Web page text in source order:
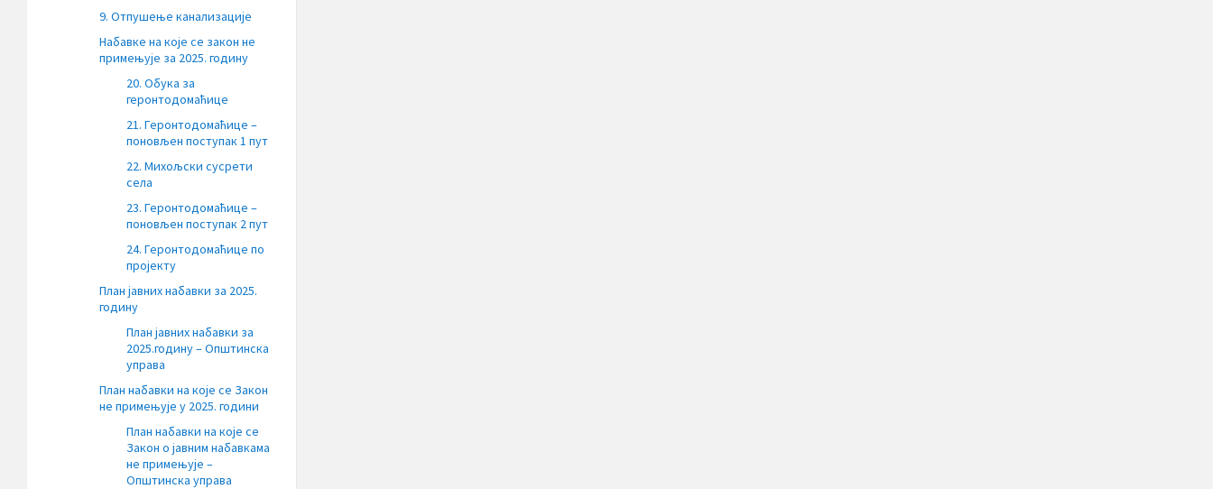
9. Отпушење канализације
Набавке на које се закон не
примењује за 2025. годину
20. Обука за
геронтодомаћице
21. Геронтодомаћице –
поновљен поступак 1 пут
22. Михољски сусрети
села
23. Геронтодомаћице –
поновљен поступак 2 пут
24. Геронтодомаћице по
пројекту
План јавних набавки за 2025.
годину
План јавних набавки за
2025.годину – Општинска
управа
План набавки на које се Закон
не примењује у 2025. години
План набавки на које се
Закон о јавним набавкама
не примењује –
Општинска управа